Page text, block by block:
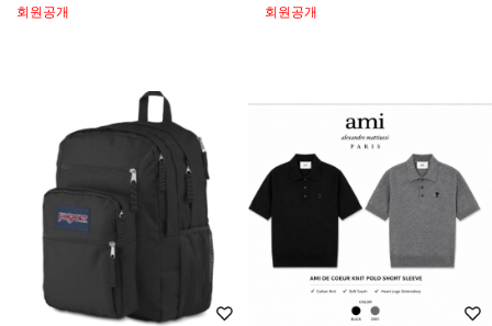
회원공개 회원공개